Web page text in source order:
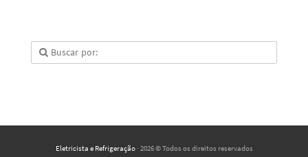
Eletricista e Refrigeração· 2026 © Todos os direitos reservados